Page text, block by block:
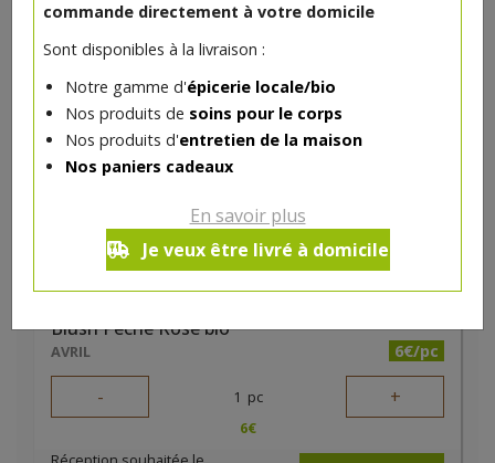
commande directement à votre domicile
Sont disponibles à la livraison :
Notre gamme d'épicerie locale/bio
Nos produits de soins pour le corps
Nos produits d'entretien de la maison
Nos paniers cadeaux
En savoir plus
Je veux être livré à domicile
DANS LA MÊME CATÉGORIE ...
Blush Pêche Rosé bio
AVRIL 6€/pc
- 1 pc +
6€